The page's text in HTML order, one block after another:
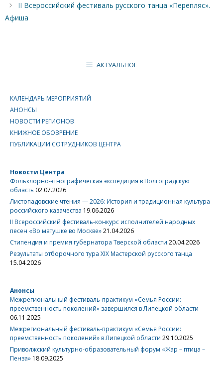
II Всероссийский фестиваль русского танца «Перепляс».
Афиша
АКТУАЛЬНОЕ
КАЛЕНДАРЬ МЕРОПРИЯТИЙ
АНОНСЫ
НОВОСТИ РЕГИОНОВ
КНИЖНОЕ ОБОЗРЕНИЕ
ПУБЛИКАЦИИ СОТРУДНИКОВ ЦЕНТРА
Новости Центра
Фольклорно-этнографическая экспедиция в Волгоградскую
область 02.07.2026
Листопадовские чтения — 2026: История и традиционная культура
российского казачества 19.06.2026
II Всероссийский фестиваль-конкурс исполнителей народных
песен «Во матушке во Москве»21.04.2026
Стипендия и премия губернатора Тверской области 20.04.2026
Результаты отборочного тура XIX Мастерской русского танца
15.04.2026
Анонсы
Межрегиональный фестиваль-практикум «Семья России:
преемственность поколений» завершился в Липецкой области
06.11.2025
Межрегиональный фестиваль-практикум «Семья России:
преемственность поколений» в Липецкой области 29.10.2025
Приволжский культурно-образовательный форум «Жар – птица –
Пенза» 18.09.2025